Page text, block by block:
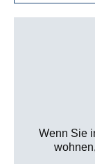
Wenn Sie